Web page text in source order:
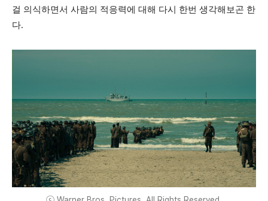
걸 의식하면서 사람의 적응력에 대해 다시 한번 생각해보곤 한
다.